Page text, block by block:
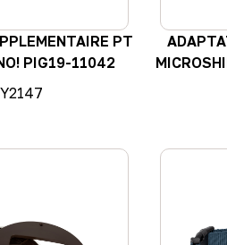
PT
PIG19-11042